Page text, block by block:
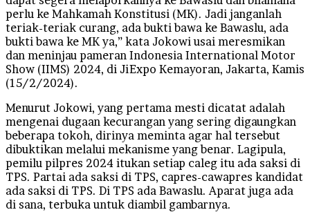
perlu ke Mahkamah Konstitusi (MK). Jadi janganlah
teriak-teriak curang, ada bukti bawa ke Bawaslu, ada
bukti bawa ke MK ya,” kata Jokowi usai meresmikan
dan meninjau pameran Indonesia International Motor
Show (IIMS) 2024, di JiExpo Kemayoran, Jakarta, Kamis
(15/2/2024).
Menurut Jokowi, yang pertama mesti dicatat adalah
mengenai dugaan kecurangan yang sering digaungkan
beberapa tokoh, dirinya meminta agar hal tersebut
dibuktikan melalui mekanisme yang benar. Lagipula,
pemilu pilpres 2024 itukan setiap caleg itu ada saksi di
TPS. Partai ada saksi di TPS, capres-cawapres kandidat
ada saksi di TPS. Di TPS ada Bawaslu. Aparat juga ada
di sana, terbuka untuk diambil gambarnya.